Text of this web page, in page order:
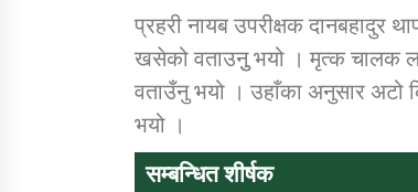
प्रहरी नायब उपरीक्षक दानबहादुर
खसेको वताउनुु भयो । मृत्क चालक लाई
वताउँनु भयो । उहाँका अनुसार अटो
भयो ।
सम्बन्धित शीर्षक